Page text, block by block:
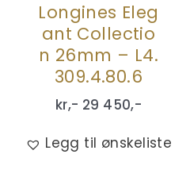
Longines Eleg
ant Collectio
n 26mm – L4.
309.4.80.6
kr,- 29 450,-
Legg til ønskeliste